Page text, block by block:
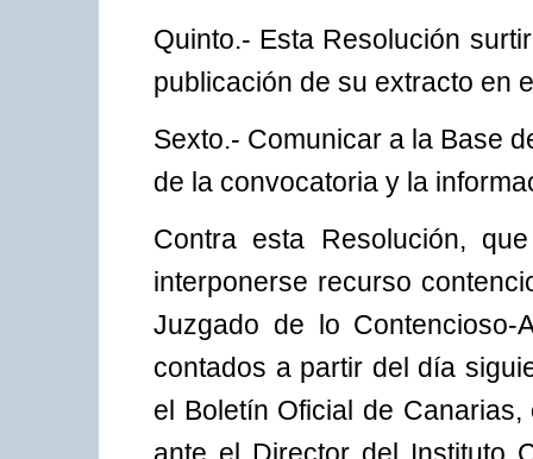
Quinto.- Esta Resolución
publicación de su extracto en
Sexto.- Comunicar a la Base
de la convocatoria y la
Contra esta Resolución,
interponerse recurso
Juzgado de lo
contados a partir del día
el Boletín Oficial de